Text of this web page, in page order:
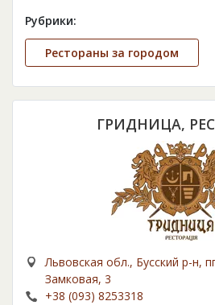
Рубрики:
Рестораны за городом
ГРИДНИЦА,
Львовская обл., Бусский р-н,
Замковая, 3
+38 (093) 8253318